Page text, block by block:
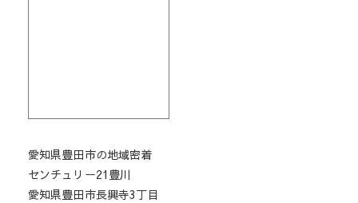
愛知県豊田市の地域密着
センチュリー21豊川
愛知県豊田市長興寺3丁目